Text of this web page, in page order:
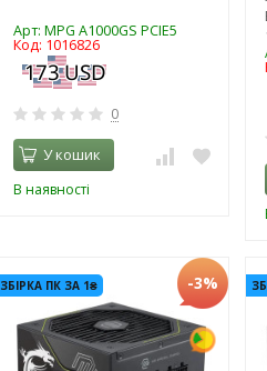
Арт: MPG A1000GS PCIE5
Код: 1016826
0
У кошик
В наявності
ЗБІРКА ПК ЗА 1₴ -3%